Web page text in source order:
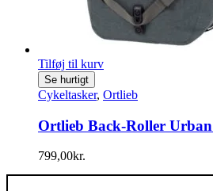
Tilføj til kurv
Se hurtigt
Cykeltasker, Ortlieb
Ortlieb Back-Roller
799,00kr.